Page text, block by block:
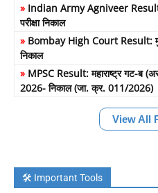
» Indian Army Agniveer Result:
परीक्षा निकाल
» Bombay High Court Result:
निकाल
» MPSC Result: महाराष्ट्र गट-ब
2026- निकाल (जा. क्र. 011/2026)
View All
🛠️ Important Tools